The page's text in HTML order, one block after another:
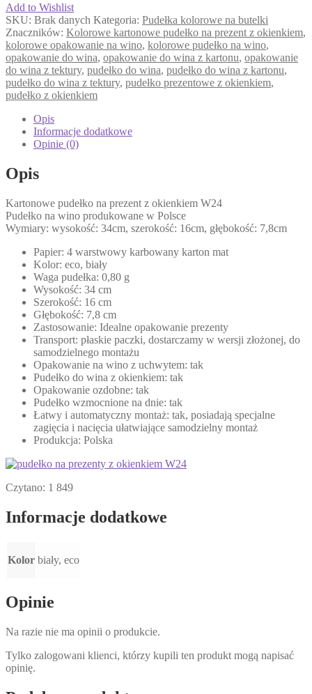
Add to Wishlist
SKU: Brak danych Kategoria: Pudełka kolorowe na butelki
Znaczników: Kolorowe kartonowe pudełko na prezent z okienkiem,
kolorowe opakowanie na wino, kolorowe pudełko na wino,
opakowanie do wina, opakowanie do wina z kartonu, opakowanie
do wina z tektury, pudełko do wina, pudełko do wina z kartonu,
pudełko do wina z tektury, pudełko prezentowe z okienkiem,
pudełko z okienkiem
Opis
Informacje dodatkowe
Opinie (0)
Opis
Kartonowe pudełko na prezent z okienkiem W24
Pudełko na wino produkowane w Polsce
Wymiary: wysokość: 34cm, szerokość: 16cm, głębokość: 7,8cm
Papier: 4 warstwowy karbowany karton mat
Kolor: eco, biały
Waga pudełka: 0,80 g
Wysokość: 34 cm
Szerokość: 16 cm
Głębokość: 7,8 cm
Zastosowanie: Idealne opakowanie prezenty
Transport: płaskie paczki, dostarczamy w wersji złożonej, do
samodzielnego montażu
Opakowanie na wino z uchwytem: tak
Pudełko do wina z okienkiem: tak
Opakowanie ozdobne: tak
Pudełko wzmocnione na dnie: tak
Łatwy i automatyczny montaż: tak, posiadają specjalne
zagięcia i nacięcia ułatwiające samodzielny montaż
Produkcja: Polska
Czytano: 1 849
Informacje dodatkowe
Kolor biały, eco
Opinie
Na razie nie ma opinii o produkcie.
Tylko zalogowani klienci, którzy kupili ten produkt mogą napisać
opinię.